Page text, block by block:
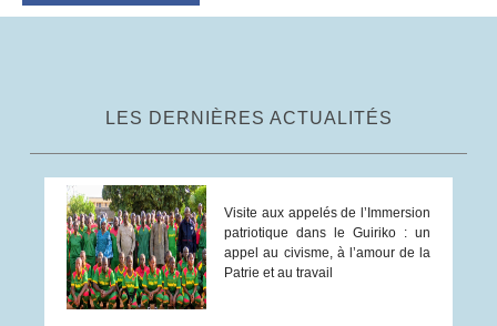
LES DERNIÈRES ACTUALITÉS
Visite aux appelés de l’Immersion
patriotique dans le Guiriko : un
appel au civisme, à l’amour de la
Patrie et au travail